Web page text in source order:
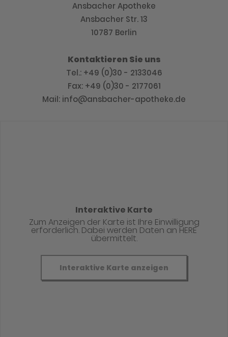
Ansbacher Apotheke
Ansbacher Str. 13
10787 Berlin
Kontaktieren Sie uns
Tel.: +49 (0)30 - 2133046
Fax: +49 (0)30 - 2177061
Mail: info@ansbacher-apotheke.de
Interaktive Karte
Zum Anzeigen der Karte ist Ihre Einwilligung
erforderlich. Dabei werden Daten an HERE
übermittelt.
Interaktive Karte anzeigen